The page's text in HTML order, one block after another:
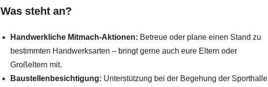
Was steht an?
Handwerkliche Mitmach-Aktionen: Betreue oder plane einen Stand zu
bestimmten Handwerksarten – bringt gerne auch eure Eltern oder
Großeltern mit.
Baustellenbesichtigung: Unterstützung bei der Begehung der Sporthalle